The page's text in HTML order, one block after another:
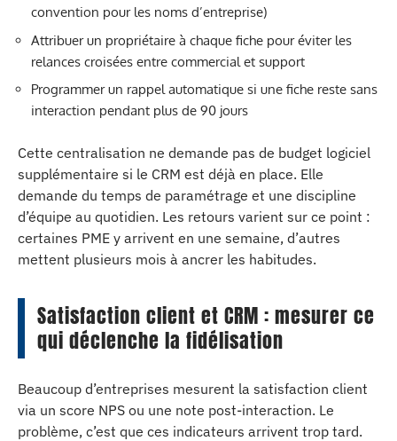
convention pour les noms d’entreprise)
Attribuer un propriétaire à chaque fiche pour éviter les
relances croisées entre commercial et support
Programmer un rappel automatique si une fiche reste sans
interaction pendant plus de 90 jours
Cette centralisation ne demande pas de budget logiciel
supplémentaire si le CRM est déjà en place. Elle
demande du temps de paramétrage et une discipline
d’équipe au quotidien. Les retours varient sur ce point :
certaines PME y arrivent en une semaine, d’autres
mettent plusieurs mois à ancrer les habitudes.
Satisfaction client et CRM : mesurer ce
qui déclenche la fidélisation
Beaucoup d’entreprises mesurent la satisfaction client
via un score NPS ou une note post-interaction. Le
problème, c’est que ces indicateurs arrivent trop tard.